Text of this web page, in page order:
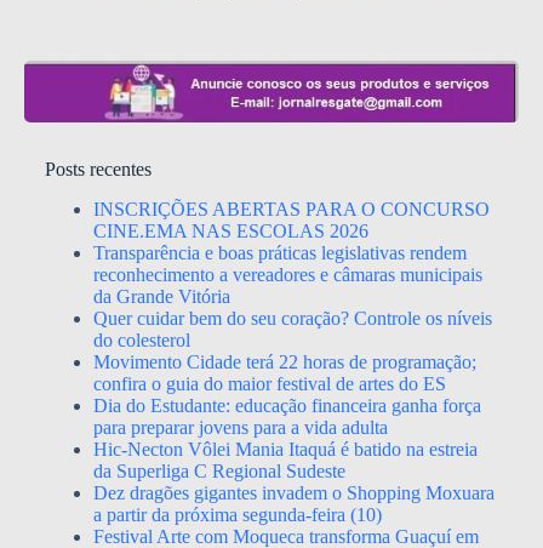
Posts recentes
INSCRIÇÕES ABERTAS PARA O CONCURSO
CINE.EMA NAS ESCOLAS 2026
Transparência e boas práticas legislativas rendem
reconhecimento a vereadores e câmaras municipais
da Grande Vitória
Quer cuidar bem do seu coração? Controle os níveis
do colesterol
Movimento Cidade terá 22 horas de programação;
confira o guia do maior festival de artes do ES
Dia do Estudante: educação financeira ganha força
para preparar jovens para a vida adulta
Hic-Necton Vôlei Mania Itaquá é batido na estreia
da Superliga C Regional Sudeste
Dez dragões gigantes invadem o Shopping Moxuara
a partir da próxima segunda-feira (10)
Festival Arte com Moqueca transforma Guaçuí em